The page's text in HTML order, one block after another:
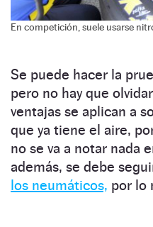
En competición, suele usarse
Se puede hacer la
pero no hay que
ventajas se aplican a
que ya tiene el aire,
no se va a notar nada
además, se debe
los neumáticos, por lo